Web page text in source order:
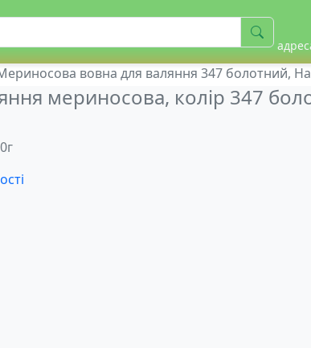
вовна для валяння 347 болотний,
мериносова, колір 347